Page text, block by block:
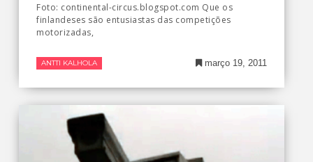
Foto: continental-circus.blogspot.com Que os
finlandeses são entusiastas das competições
motorizadas,
ANTTI KALHOLA março 19, 2011